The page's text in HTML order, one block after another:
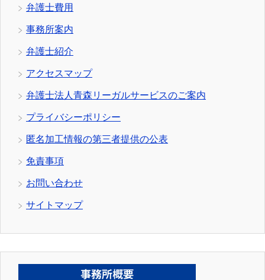
弁護士費用
事務所案内
弁護士紹介
アクセスマップ
弁護士法人青森リーガルサービスのご案内
プライバシーポリシー
匿名加工情報の第三者提供の公表
免責事項
お問い合わせ
サイトマップ